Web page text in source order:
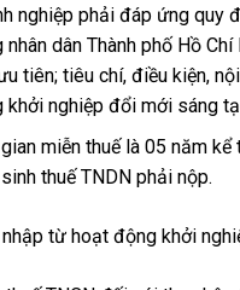
nghiệp phải đáp ứng quy
nhân dân Thành phố Hồ Chí
tiên; tiêu chí, điều kiện,
khởi nghiệp đổi mới sáng
miễn thuế là 05 năm
thuế TNDN phải nộp.
nhập từ hoạt động khởi